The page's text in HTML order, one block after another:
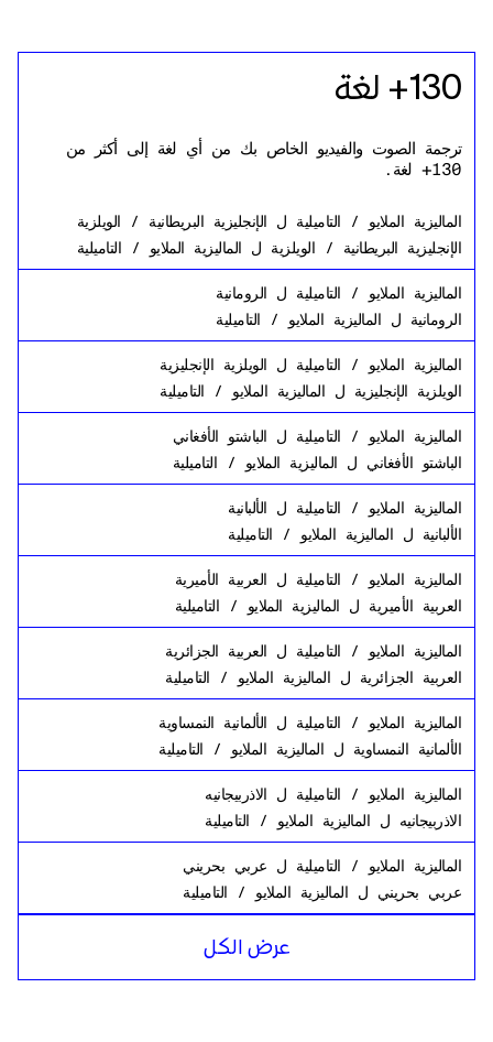
130+ لغة
ترجمة الصوت والفيديو الخاص بك من أي لغة إلى أكثر من
130+ لغة.
الماليزية الملايو / التاميلية ل الإنجليزية البريطانية / الويلزية
الإنجليزية البريطانية / الويلزية ل الماليزية الملايو / التاميلية
الماليزية الملايو / التاميلية ل الرومانية
الرومانية ل الماليزية الملايو / التاميلية
الماليزية الملايو / التاميلية ل الويلزية الإنجليزية
الويلزية الإنجليزية ل الماليزية الملايو / التاميلية
الماليزية الملايو / التاميلية ل الباشتو الأفغاني
الباشتو الأفغاني ل الماليزية الملايو / التاميلية
الماليزية الملايو / التاميلية ل الألبانية
الألبانية ل الماليزية الملايو / التاميلية
الماليزية الملايو / التاميلية ل العربية الأميرية
العربية الأميرية ل الماليزية الملايو / التاميلية
الماليزية الملايو / التاميلية ل العربية الجزائرية
العربية الجزائرية ل الماليزية الملايو / التاميلية
الماليزية الملايو / التاميلية ل الألمانية النمساوية
الألمانية النمساوية ل الماليزية الملايو / التاميلية
الماليزية الملايو / التاميلية ل الاذربيجانيه
الاذربيجانيه ل الماليزية الملايو / التاميلية
الماليزية الملايو / التاميلية ل عربي بحريني
عربي بحريني ل الماليزية الملايو / التاميلية
بنغالي البنغالية
الماليزية الملايو / التاميلية
عرض الكل